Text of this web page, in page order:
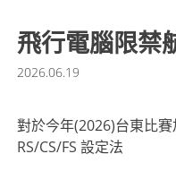
飛行電腦限禁
2026.06.19
對於今年(2026)台東比
RS/CS/FS 設定法